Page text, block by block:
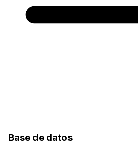
Base de datos